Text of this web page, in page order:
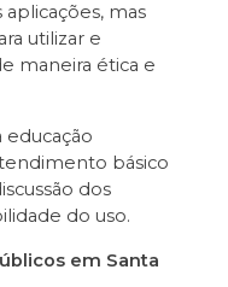
mas
utilizar e
maneira ética e
educação
básico
dos
do uso.
em Santa